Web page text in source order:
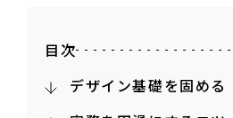
目次
デザイン基礎を固める